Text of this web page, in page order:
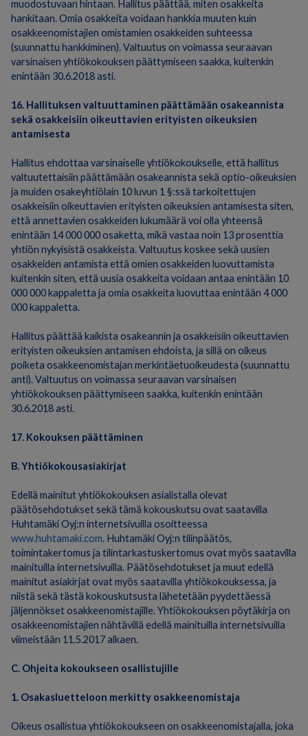
muodostuvaan hintaan. Hallitus päättää, miten osakkeita
hankitaan. Omia osakkeita voidaan hankkia muuten kuin
osakkeenomistajien omistamien osakkeiden suhteessa
(suunnattu hankkiminen). Valtuutus on voimassa seuraavan
varsinaisen yhtiökokouksen päättymiseen saakka, kuitenkin
enintään 30.6.2018 asti.
16. Hallituksen valtuuttaminen päättämään osakeannista
sekä osakkeisiin oikeuttavien erityisten oikeuksien
antamisesta
Hallitus ehdottaa varsinaiselle yhtiökokoukselle, että hallitus
valtuutettaisiin päättämään osakeannista sekä optio-oikeuksien
ja muiden osakeyhtiölain 10 luvun 1 §:ssä tarkoitettujen
osakkeisiin oikeuttavien erityisten oikeuksien antamisesta siten,
että annettavien osakkeiden lukumäärä voi olla yhteensä
enintään 14 000 000 osaketta, mikä vastaa noin 13 prosenttia
yhtiön nykyisistä osakkeista. Valtuutus koskee sekä uusien
osakkeiden antamista että omien osakkeiden luovuttamista
kuitenkin siten, että uusia osakkeita voidaan antaa enintään 10
000 000 kappaletta ja omia osakkeita luovuttaa enintään 4 000
000 kappaletta.
Hallitus päättää kaikista osakeannin ja osakkeisiin oikeuttavien
erityisten oikeuksien antamisen ehdoista, ja sillä on oikeus
poiketa osakkeenomistajan merkintäetuoikeudesta (suunnattu
anti). Valtuutus on voimassa seuraavan varsinaisen
yhtiökokouksen päättymiseen saakka, kuitenkin enintään
30.6.2018 asti.
17. Kokouksen päättäminen
B. Yhtiökokousasiakirjat
Edellä mainitut yhtiökokouksen asialistalla olevat
päätösehdotukset sekä tämä kokouskutsu ovat saatavilla
Huhtamäki Oyj:n internetsivuilla osoitteessa
www.huhtamaki.com. Huhtamäki Oyj:n tilinpäätös,
toimintakertomus ja tilintarkastuskertomus ovat myös saatavilla
mainituilla internetsivuilla. Päätösehdotukset ja muut edellä
mainitut asiakirjat ovat myös saatavilla yhtiökokouksessa, ja
niistä sekä tästä kokouskutsusta lähetetään pyydettäessä
jäljennökset osakkeenomistajille. Yhtiökokouksen pöytäkirja on
osakkeenomistajien nähtävillä edellä mainituilla internetsivuilla
viimeistään 11.5.2017 alkaen.
C. Ohjeita kokoukseen osallistujille
1. Osakasluetteloon merkitty osakkeenomistaja
Oikeus osallistua yhtiökokoukseen on osakkeenomistajalla, joka